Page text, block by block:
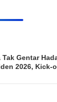
Tak Gentar
2026, Kick-